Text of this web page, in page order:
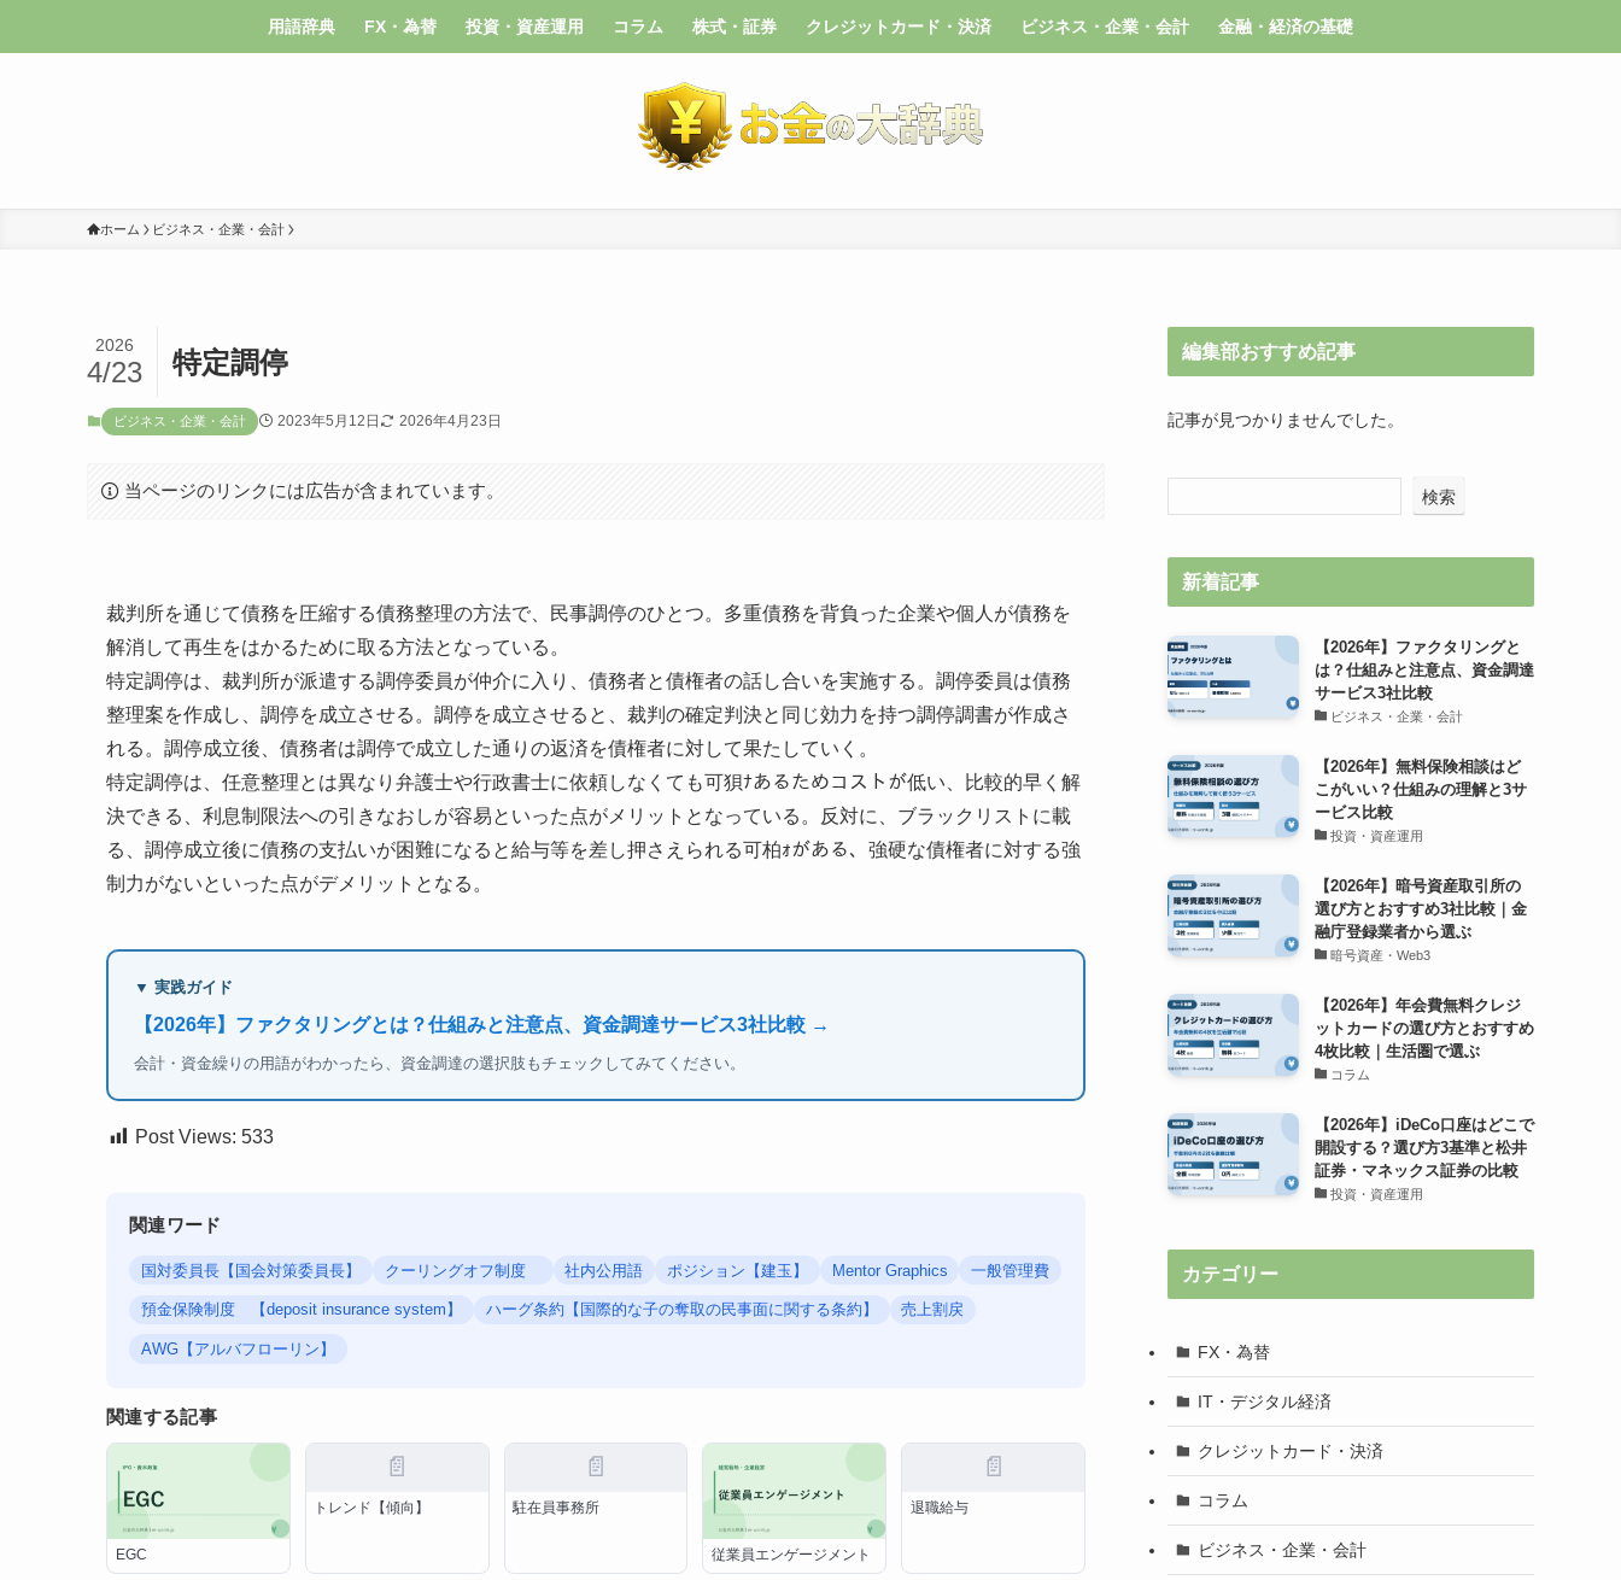
用語辞典 FX・為替 投資・資産運用 コラム 株式・証券 クレジットカード・決済 ビジネス・企業・会計 金融・経済の基礎
ホーム ビジネス・企業・会計
特定調停
2026
4/23
ビジネス・企業・会計 2023年5月12日 2026年4月23日
当ページのリンクには広告が含まれています。
裁判所を通じて債務を圧縮する債務整理の方法で、民事調停のひとつ。多重債務を背負った企業や個人が債務を
解消して再生をはかるために取る方法となっている。
特定調停は、裁判所が派遣する調停委員が仲介に入り、債務者と債権者の話し合いを実施する。調停委員は債務
整理案を作成し、調停を成立させる。調停を成立させると、裁判の確定判決と同じ効力を持つ調停調書が作成さ
れる。調停成立後、債務者は調停で成立した通りの返済を債権者に対して果たしていく。
特定調停は、任意整理とは異なり弁護士や行政書士に依頼しなくても可狽ﾅあるためコストが低い、比較的早く解
決できる、利息制限法への引きなおしが容易といった点がメリットとなっている。反対に、ブラックリストに載
る、調停成立後に債務の支払いが困難になると給与等を差し押さえられる可柏ｫがある、強硬な債権者に対する強
制力がないといった点がデメリットとなる。
▼ 実践ガイド
【2026年】ファクタリングとは？仕組みと注意点、資金調達サービス3社比較 →
会計・資金繰りの用語がわかったら、資金調達の選択肢もチェックしてみてください。
Post Views: 533
関連ワード
国対委員長【国会対策委員長】 クーリングオフ制度 社内公用語 ポジション【建玉】 Mentor Graphics 一般管理費
預金保険制度 【deposit insurance system】 ハーグ条約【国際的な子の奪取の民事面に関する条約】 売上割戻
AWG【アルバフローリン】
関連する記事
EGC
📄
トレンド【傾向】
📄
駐在員事務所
従業員エンゲージメント
📄
退職給与
編集部おすすめ記事
記事が見つかりませんでした。
検索
新着記事
【2026年】ファクタリングと
は？仕組みと注意点、資金調達
サービス3社比較
ビジネス・企業・会計
【2026年】無料保険相談はど
こがいい？仕組みの理解と3サ
ービス比較
投資・資産運用
【2026年】暗号資産取引所の
選び方とおすすめ3社比較｜金
融庁登録業者から選ぶ
暗号資産・Web3
【2026年】年会費無料クレジ
ットカードの選び方とおすすめ
4枚比較｜生活圏で選ぶ
コラム
【2026年】iDeCo口座はどこで
開設する？選び方3基準と松井
証券・マネックス証券の比較
投資・資産運用
カテゴリー
FX・為替
IT・デジタル経済
クレジットカード・決済
コラム
ビジネス・企業・会計